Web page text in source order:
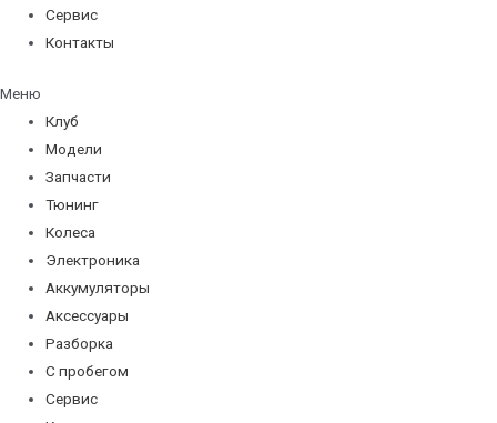
Сервис
Контакты
Меню
Клуб
Модели
Запчасти
Тюнинг
Колеса
Электроника
Аккумуляторы
Аксессуары
Разборка
С пробегом
Сервис